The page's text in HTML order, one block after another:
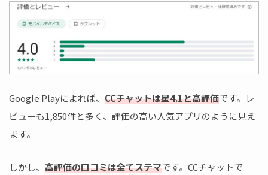
Google Playによれば、 CCチャットは星4.1と高評価です。レ
ビューも1,850件と多く、評価の高い人気アプリのように見え
ます。
しかし、 高評価の口コミは全てステマです。CCチャットで